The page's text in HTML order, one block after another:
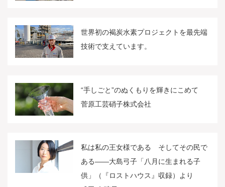
世界初の褐炭水素プロジェクトを最先端
技術で支えています。
“手しごと”のぬくもりを輝きにこめて
菅原工芸硝子株式会社
私は私の王女様である そしてその民で
ある――大島弓子「八月に生まれる子
供」（『ロストハウス』収録）より